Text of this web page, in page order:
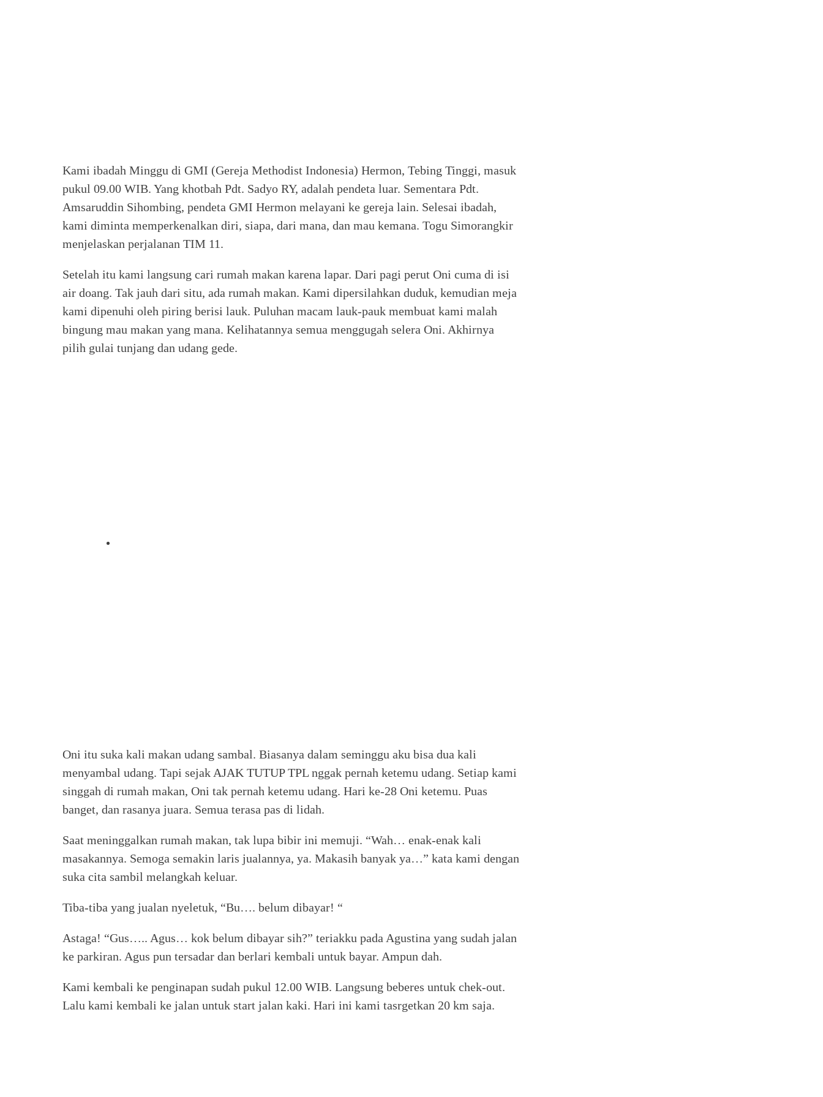
Kami ibadah Minggu di GMI (Gereja Methodist Indonesia) Hermon, Tebing Tinggi, masuk
pukul 09.00 WIB. Yang khotbah Pdt. Sadyo RY, adalah pendeta luar. Sementara Pdt.
Amsaruddin Sihombing, pendeta GMI Hermon melayani ke gereja lain. Selesai ibadah,
kami diminta memperkenalkan diri, siapa, dari mana, dan mau kemana. Togu Simorangkir
menjelaskan perjalanan TIM 11.
Setelah itu kami langsung cari rumah makan karena lapar. Dari pagi perut Oni cuma di isi
air doang. Tak jauh dari situ, ada rumah makan. Kami dipersilahkan duduk, kemudian meja
kami dipenuhi oleh piring berisi lauk. Puluhan macam lauk-pauk membuat kami malah
bingung mau makan yang mana. Kelihatannya semua menggugah selera Oni. Akhirnya
pilih gulai tunjang dan udang gede.
Oni itu suka kali makan udang sambal. Biasanya dalam seminggu aku bisa dua kali
menyambal udang. Tapi sejak AJAK TUTUP TPL nggak pernah ketemu udang. Setiap kami
singgah di rumah makan, Oni tak pernah ketemu udang. Hari ke-28 Oni ketemu. Puas
banget, dan rasanya juara. Semua terasa pas di lidah.
Saat meninggalkan rumah makan, tak lupa bibir ini memuji. “Wah… enak-enak kali
masakannya. Semoga semakin laris jualannya, ya. Makasih banyak ya…” kata kami dengan
suka cita sambil melangkah keluar.
Tiba-tiba yang jualan nyeletuk, “Bu…. belum dibayar! “
Astaga! “Gus….. Agus… kok belum dibayar sih?” teriakku pada Agustina yang sudah jalan
ke parkiran. Agus pun tersadar dan berlari kembali untuk bayar. Ampun dah.
Kami kembali ke penginapan sudah pukul 12.00 WIB. Langsung beberes untuk chek-out.
Lalu kami kembali ke jalan untuk start jalan kaki. Hari ini kami tasrgetkan 20 km saja.